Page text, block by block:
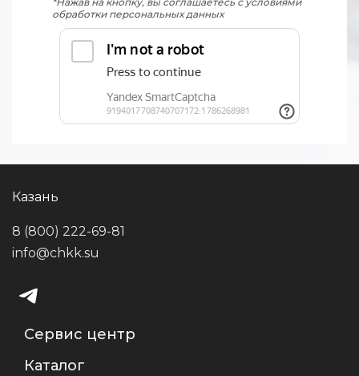
обработки персональных данных
Казань
8 (800) 222-69-81
info@chkk.su
Сервис центр
Каталог